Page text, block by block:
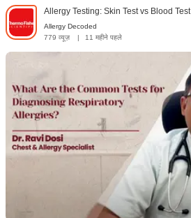
Allergy Testing: Skin Test vs Blood Test
Allergy Decoded
779 व्यूज़
| 11 महीने पहले